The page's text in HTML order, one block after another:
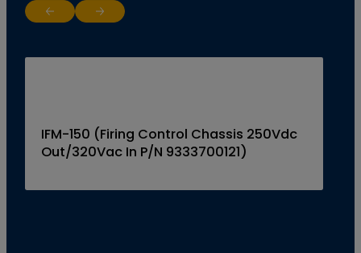
Return to previous slide
Jump to next slide
IFM-150 (Firing Control Chassis 250Vdc
Out/320Vac In P/N 9333700121)